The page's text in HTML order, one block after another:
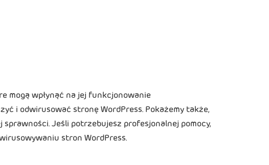
mogą wpłynąć na jej funkcjonowanie
i odwirusować stronę WordPress. Pokażemy także,
Jeśli potrzebujesz profesjonalnej pomocy,
stron WordPress.